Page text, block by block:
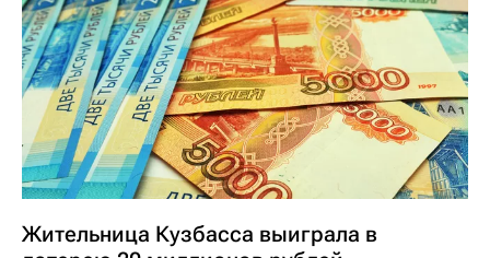
Жительница Кузбасса выиграла в